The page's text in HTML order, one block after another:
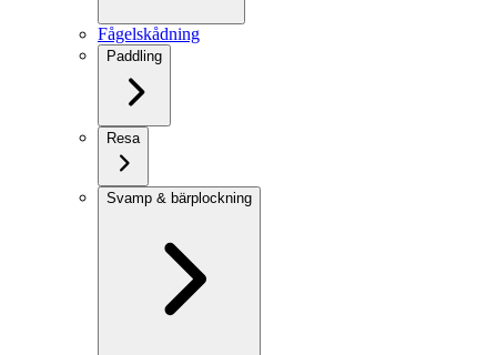
Fågelskådning
Paddling
Resa
Svamp & bärplockning